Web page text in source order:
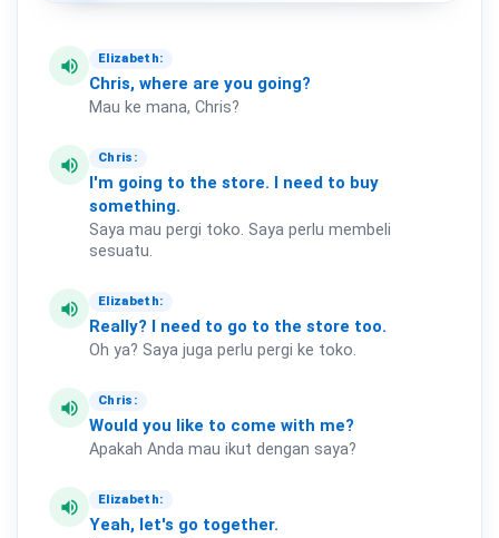
volume_up Elizabeth:
Chris, where are you going?
Mau ke mana, Chris?
volume_up Chris:
I'm going to the store. I need to buy
something.
Saya mau pergi toko. Saya perlu membeli
sesuatu.
volume_up Elizabeth:
Really? I need to go to the store too.
Oh ya? Saya juga perlu pergi ke toko.
volume_up Chris:
Would you like to come with me?
Apakah Anda mau ikut dengan saya?
volume_up Elizabeth:
Yeah, let's go together.